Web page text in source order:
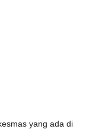
yang ada di